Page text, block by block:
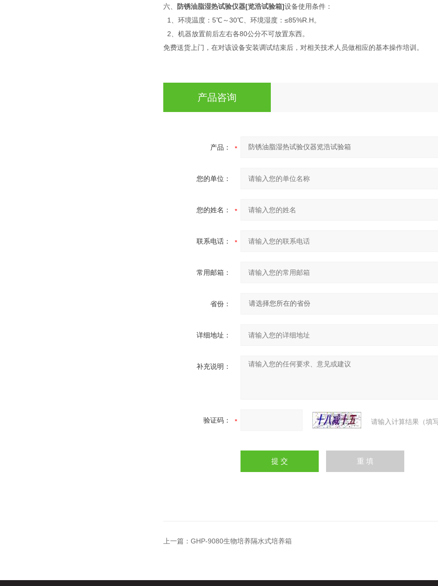
六、 防锈油脂湿热试验仪器[览浩试验箱]设备使用条件：
1、环境温度：5℃～30℃、环境湿度：≤85%R.H。
2、机器放置前后左右各80公分不可放置东西。
免费送货上门，在对该设备安装调试结束后，对相关技术人员做相应的基本操作培训。
产品咨询
产品：
您的单位：
您的姓名：
联系电话：
常用邮箱：
省份：
详细地址：
补充说明：
验证码： 请输入计算结果（填
上一篇： GHP-9080生物培养隔水式培养箱